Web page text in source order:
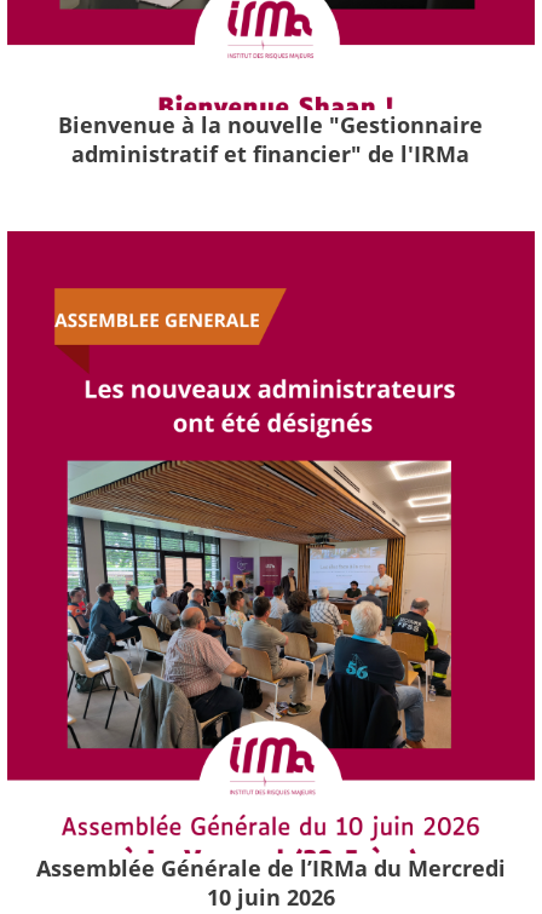
Bienvenue à la nouvelle "Gestionnaire
administratif et financier" de l'IRMa
Assemblée Générale de l’IRMa du Mercredi
10 juin 2026